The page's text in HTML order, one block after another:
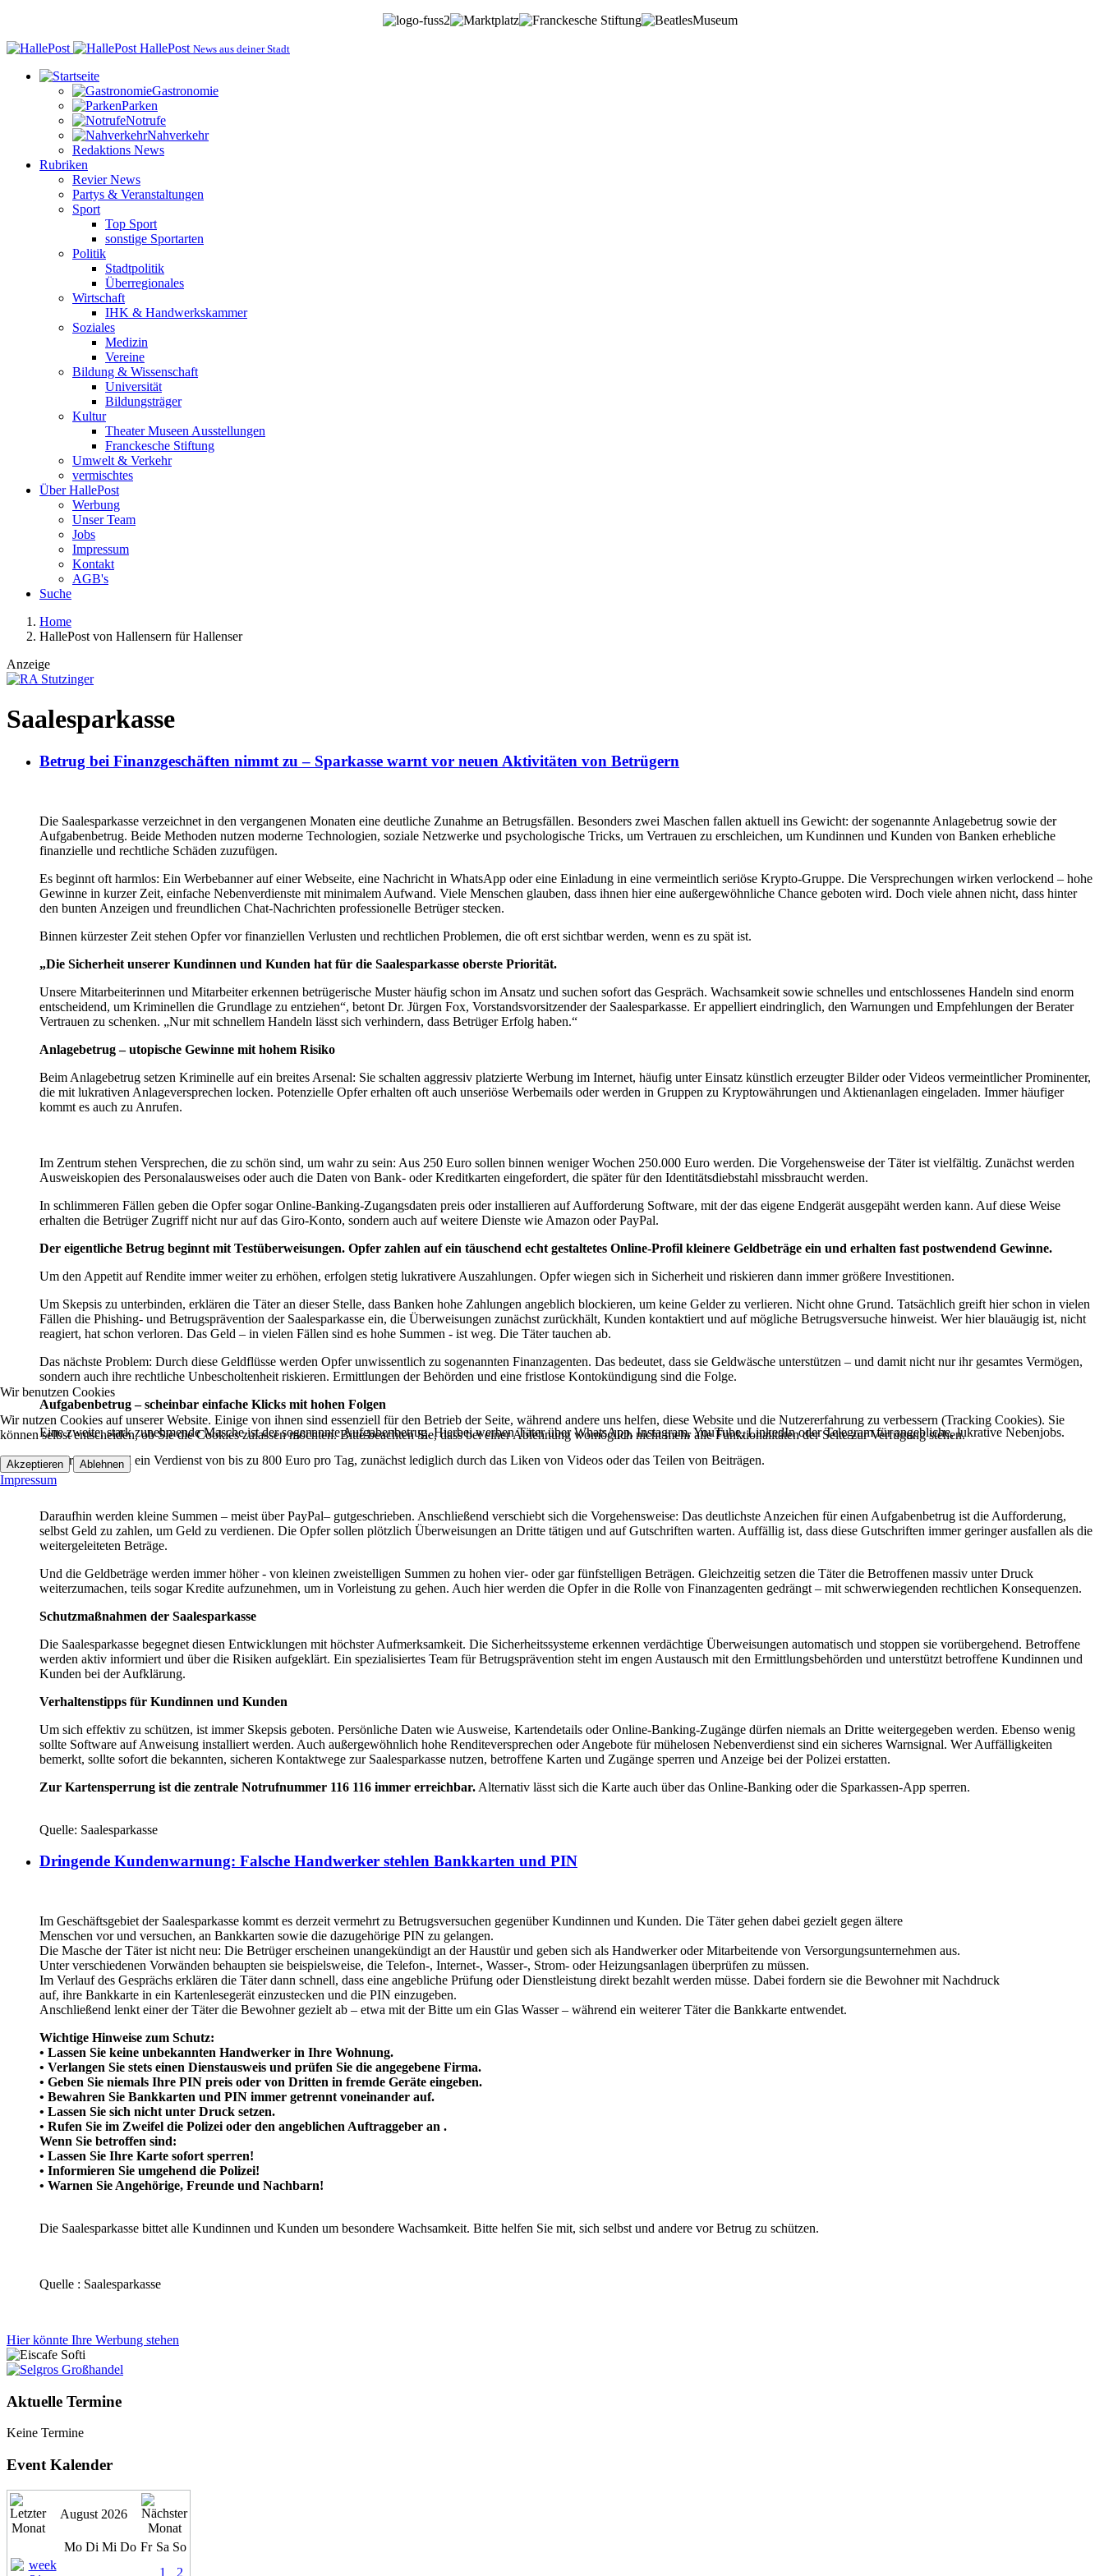
HallePost News aus deiner Stadt
Gastronomie
Parken
Notrufe
Nahverkehr
Redaktions News
Rubriken
Revier News
Partys & Veranstaltungen
Sport
Top Sport
sonstige Sportarten
Politik
Stadtpolitik
Überregionales
Wirtschaft
IHK & Handwerkskammer
Soziales
Medizin
Vereine
Bildung & Wissenschaft
Universität
Bildungsträger
Kultur
Theater Museen Ausstellungen
Franckesche Stiftung
Umwelt & Verkehr
vermischtes
Über HallePost
Werbung
Unser Team
Jobs
Impressum
Kontakt
AGB's
Suche
Home
HallePost von Hallensern für Hallenser
Anzeige
Saalesparkasse
Betrug bei Finanzgeschäften nimmt zu – Sparkasse warnt vor neuen Aktivitäten von Betrügern
Die Saalesparkasse verzeichnet in den vergangenen Monaten eine deutliche Zunahme an Betrugsfällen. Besonders zwei Maschen fallen aktuell ins Gewicht: der sogenannte Anlagebetrug sowie der
Aufgabenbetrug. Beide Methoden nutzen moderne Technologien, soziale Netzwerke und psychologische Tricks, um Vertrauen zu erschleichen, um Kundinnen und Kunden von Banken erhebliche
finanzielle und rechtliche Schäden zuzufügen.
Es beginnt oft harmlos: Ein Werbebanner auf einer Webseite, eine Nachricht in WhatsApp oder eine Einladung in eine vermeintlich seriöse Krypto-Gruppe. Die Versprechungen wirken verlockend – hohe
Gewinne in kurzer Zeit, einfache Nebenverdienste mit minimalem Aufwand. Viele Menschen glauben, dass ihnen hier eine außergewöhnliche Chance geboten wird. Doch viele ahnen nicht, dass hinter
den bunten Anzeigen und freundlichen Chat-Nachrichten professionelle Betrüger stecken.
Binnen kürzester Zeit stehen Opfer vor finanziellen Verlusten und rechtlichen Problemen, die oft erst sichtbar werden, wenn es zu spät ist.
„Die Sicherheit unserer Kundinnen und Kunden hat für die Saalesparkasse oberste Priorität.
Unsere Mitarbeiterinnen und Mitarbeiter erkennen betrügerische Muster häufig schon im Ansatz und suchen sofort das Gespräch. Wachsamkeit sowie schnelles und entschlossenes Handeln sind enorm
entscheidend, um Kriminellen die Grundlage zu entziehen“, betont Dr. Jürgen Fox, Vorstandsvorsitzender der Saalesparkasse. Er appelliert eindringlich, den Warnungen und Empfehlungen der Berater
Vertrauen zu schenken. „Nur mit schnellem Handeln lässt sich verhindern, dass Betrüger Erfolg haben.“
Anlagebetrug – utopische Gewinne mit hohem Risiko
Beim Anlagebetrug setzen Kriminelle auf ein breites Arsenal: Sie schalten aggressiv platzierte Werbung im Internet, häufig unter Einsatz künstlich erzeugter Bilder oder Videos vermeintlicher Prominenter,
die mit lukrativen Anlageversprechen locken. Potenzielle Opfer erhalten oft auch unseriöse Werbemails oder werden in Gruppen zu Kryptowährungen und Aktienanlagen eingeladen. Immer häufiger
kommt es auch zu Anrufen.
Im Zentrum stehen Versprechen, die zu schön sind, um wahr zu sein: Aus 250 Euro sollen binnen weniger Wochen 250.000 Euro werden. Die Vorgehensweise der Täter ist vielfältig. Zunächst werden
Ausweiskopien des Personalausweises oder auch die Daten von Bank- oder Kreditkarten eingefordert, die später für den Identitätsdiebstahl missbraucht werden.
In schlimmeren Fällen geben die Opfer sogar Online-Banking-Zugangsdaten preis oder installieren auf Aufforderung Software, mit der das eigene Endgerät ausgepäht werden kann. Auf diese Weise
erhalten die Betrüger Zugriff nicht nur auf das Giro-Konto, sondern auch auf weitere Dienste wie Amazon oder PayPal.
Der eigentliche Betrug beginnt mit Testüberweisungen. Opfer zahlen aufein täuschend echt gestaltetes Online-Profil kleinere Geldbeträge ein und erhalten fast postwendend Gewinne.
Um den Appetit auf Rendite immer weiter zu erhöhen, erfolgen stetig lukrativere Auszahlungen. Opfer wiegen sich in Sicherheit und riskieren dann immer größere Investitionen.
Um Skepsis zu unterbinden, erklären die Täter an dieser Stelle, dass Banken hohe Zahlungen angeblich blockieren, um keine Gelder zu verlieren. Nicht ohne Grund. Tatsächlich greift hier schon in vielen
Fällen die Phishing- und Betrugsprävention der Saalesparkasse ein, die Überweisungen zunächst zurückhält, Kunden kontaktiert und auf mögliche Betrugsversuche hinweist. Wer hier blauäugig ist, nicht
reagiert, hat schon verloren. Das Geld – in vielen Fällen sind es hohe Summen - ist weg. Die Täter tauchen ab.
Das nächste Problem: Durch diese Geldflüsse werden Opfer unwissentlich zu sogenannten Finanzagenten. Das bedeutet, dass sie Geldwäsche unterstützen – und damit nicht nur ihr gesamtes Vermögen,
sondern auch ihre rechtliche Unbescholtenheit riskieren. Ermittlungen der Behörden und eine fristlose Kontokündigung sind die Folge.
Aufgabenbetrug – scheinbar einfache Klicks mit hohen Folgen
Eine zweite, stark zunehmende Masche ist der sogenannte Aufgabenbetrug. Hierbei werben Täter über WhatsApp, Instagram, YouTube, LinkedIn oder Telegram für angebliche, lukrative Nebenjobs.
Versprochen wird ein Verdienst von bis zu 800 Euro pro Tag, zunächst lediglich durch das Liken von Videos oder das Teilen von Beiträgen.
Daraufhin werden kleine Summen – meist über PayPal– gutgeschrieben. Anschließend verschiebt sich die Vorgehensweise: Das deutlichste Anzeichen für einen Aufgabenbetrug ist die Aufforderung,
selbst Geld zu zahlen, um Geld zu verdienen. Die Opfer sollen plötzlich Überweisungen an Dritte tätigen und auf Gutschriften warten. Auffällig ist, dass diese Gutschriften immer geringer ausfallen als die
weitergeleiteten Beträge.
Und die Geldbeträge werden immer höher - von kleinen zweistelligen Summen zu hohen vier- oder gar fünfstelligen Beträgen. Gleichzeitig setzen die Täter die Betroffenen massiv unter Druck
weiterzumachen, teils sogar Kredite aufzunehmen, um in Vorleistung zu gehen. Auch hier werden die Opfer in die Rolle von Finanzagenten gedrängt – mit schwerwiegenden rechtlichen Konsequenzen.
Schutzmaßnahmen der Saalesparkasse
Die Saalesparkasse begegnet diesen Entwicklungen mit höchster Aufmerksamkeit. Die Sicherheitssysteme erkennen verdächtige Überweisungen automatisch und stoppen sie vorübergehend. Betroffene
werden aktiv informiert und über die Risiken aufgeklärt. Ein spezialisiertes Team für Betrugsprävention steht im engen Austausch mit den Ermittlungsbehörden und unterstützt betroffene Kundinnen und
Kunden bei der Aufklärung.
Verhaltenstipps für Kundinnen und Kunden
Um sich effektiv zu schützen, ist immer Skepsis geboten. Persönliche Daten wie Ausweise, Kartendetails oder Online-Banking-Zugänge dürfen niemals an Dritte weitergegeben werden. Ebenso wenig
sollte Software auf Anweisung installiert werden. Auch außergewöhnlich hohe Renditeversprechen oder Angebote für mühelosen Nebenverdienst sind ein sicheres Warnsignal. Wer Auffälligkeiten
bemerkt, sollte sofort die bekannten, sicheren Kontaktwege zur Saalesparkasse nutzen, betroffene Karten und Zugänge sperren und Anzeige bei der Polizei erstatten.
Zur Kartensperrung ist die zentrale Notrufnummer 116 116 immer erreichbar. Alternativ lässt sich die Karte auch über das Online-Banking oder die Sparkassen-App sperren.
Quelle: Saalesparkasse
Dringende Kundenwarnung: Falsche Handwerker stehlen Bankkarten und PIN
Im Geschäftsgebiet der Saalesparkasse kommt es derzeit vermehrt zu Betrugsversuchen gegenüber Kundinnen und Kunden. Die Täter gehen dabei gezielt gegen ältere
Menschen vor und versuchen, an Bankkarten sowie die dazugehörige PIN zu gelangen.
Die Masche der Täter ist nicht neu: Die Betrüger erscheinen unangekündigt an der Haustürund geben sich als Handwerker oder Mitarbeitende von Versorgungsunternehmen aus.
Unter verschiedenen Vorwänden behaupten sie beispielsweise, die Telefon-, Internet-, Wasser-, Strom- oder Heizungsanlagen überprüfen zu müssen.
Im Verlauf des Gesprächs erklären die Täter dann schnell, dass eine angebliche Prüfung oderDienstleistung direkt bezahlt werden müsse. Dabei fordern sie die Bewohner mit Nachdruck
auf, ihre Bankkarte in ein Kartenlesegerät einzustecken und die PIN einzugeben.
Anschließend lenkt einer der Täter die Bewohner gezielt ab – etwa mit der Bitte um ein Glas Wasser – während ein weiterer Täter die Bankkarte entwendet.
Wichtige Hinweise zum Schutz:
• Lassen Sie keine unbekannten Handwerker in Ihre Wohnung.
• Verlangen Sie stets einen Dienstausweis und prüfen Sie die angegebene Firma.
• Geben Sie niemals Ihre PIN preis oder von Dritten in fremde Geräte eingeben.
• Bewahren Sie Bankkarten und PIN immer getrennt voneinander auf.
• Lassen Sie sich nicht unter Druck setzen.
• Rufen Sie im Zweifel die Polizei oder den angeblichen Auftraggeber an .
Wenn Sie betroffen sind:
• Lassen Sie Ihre Karte sofort sperren!
• Informieren Sie umgehend die Polizei!
• Warnen Sie Angehörige, Freunde und Nachbarn!
Die Saalesparkasse bittet alle Kundinnen und Kunden um besondere Wachsamkeit. Bitte helfen Sie mit, sich selbst und andere vor Betrug zu schützen.
Quelle : Saalesparkasse
Hier könnte Ihre Werbung stehen
Aktuelle Termine
Keine Termine
Event Kalender
August 2026
Mo Di Mi Do Fr Sa So
1
2
Wir benutzen Cookies
Wir nutzen Cookies auf unserer Website. Einige von ihnen sind essenziell für den Betrieb der Seite, während andere uns helfen, diese Website und die Nutzererfahrung zu verbessern (Tracking Cookies). Sie
können selbst entscheiden, ob Sie die Cookies zulassen möchten. Bitte beachten Sie, dass bei einer Ablehnung womöglich nicht mehr alle Funktionalitäten der Seite zur Verfügung stehen.
Akzeptieren Ablehnen
Impressum